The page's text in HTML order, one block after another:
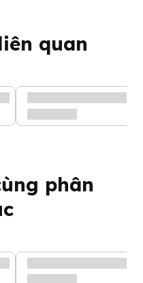
hợp 8 loại ngũ cốc (65,75%
quan
phân